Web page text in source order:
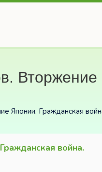
Японии. Гражданская
война.